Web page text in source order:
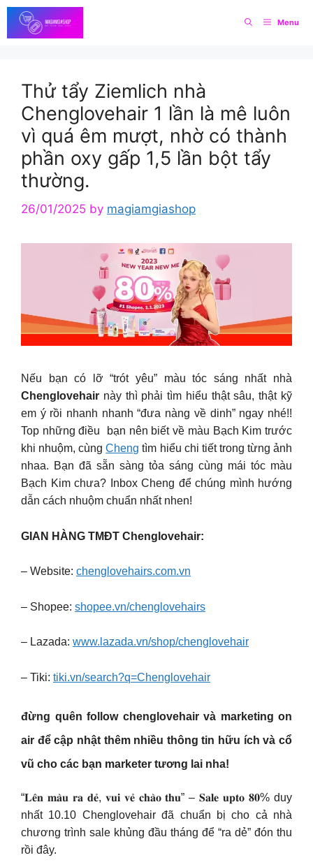
Skip
to
content
Menu
Thử tẩy Ziemlich nhà
Chenglovehair 1 lần là mê luôn
vì quá êm mượt, nhờ có thành
phần oxy gấp 1,5 lần bột tẩy
thường.
26/01/2025 by magiamgiashop
Nếu bạn có lỡ “trót yêu” màu tóc sáng nhất nhà
Chenglovehair này thì phải tìm hiểu thật sâu, thật kỹ
em ý rồi nhanh nhanh “đưa nàng về dinh” ngay nhé!!
Top những điều bạn nên biết về màu Bạch Kim trước
khi nhuộm, cùngCheng tìm hiểu chi tiết trong từng ảnh
nhaa. Bạn đã sẵn sàng tỏa sáng cùng mái tóc màu
Bạch Kim chưa? Inbox Cheng để chúng mình hướng
dẫn cách nhuộm chuẩn nhất nhen!
GIAN HÀNG TMĐT Chenglovehair:
– Website: chenglovehairs.com.vn
– Shopee: shopee.vn/chenglovehairs
– Lazada: www.lazada.vn/shop/chenglovehair
– Tiki: tiki.vn/search?q=Chenglovehair
đừng quên follow chenglovehair và marketing on
air để cập nhật thêm nhiều thông tin hữu ích và cổ
vũ cho các bạn marketer tương lai nha!
“𝐋𝐞̂𝐧 𝐦𝐚̀𝐮 𝐫𝐚 𝐝𝐞̉, 𝐯𝐮𝐢 𝐯𝐞̉ 𝐜𝐡𝐚̀𝐨 𝐭𝐡𝐮” – 𝐒𝐚𝐥𝐞 𝐮𝐩𝐭𝐨 𝟖𝟎% duy
nhất 10.10 Chenglovehair đã chuẩn bị cho cả nhà
chương trình sale khủng đầu tháng để “ra dẻ” đón thu
rồi đây.